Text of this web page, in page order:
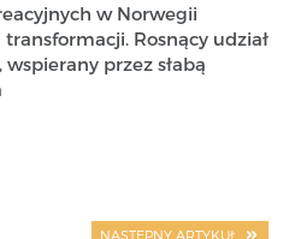
w Norwegii
Rosnący udział
przez słabą
NASTĘPNY ARTYKUŁ